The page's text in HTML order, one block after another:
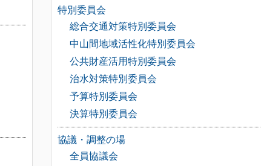
特別委員会
総合交通対策特別委員会
中山間地域活性化特別委員会
公共財産活用特別委員会
治水対策特別委員会
予算特別委員会
決算特別委員会
協議・調整の場
全員協議会